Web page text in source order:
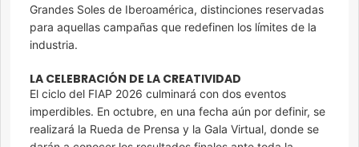
Grandes Soles de Iberoamérica, distinciones reservadas
para aquellas campañas que redefinen los límites de la
industria.
LA CELEBRACIÓN DE LA CREATIVIDAD
El ciclo del FIAP 2026 culminará con dos eventos
imperdibles. En octubre, en una fecha aún por definir, se
realizará la Rueda de Prensa y la Gala Virtual, donde se